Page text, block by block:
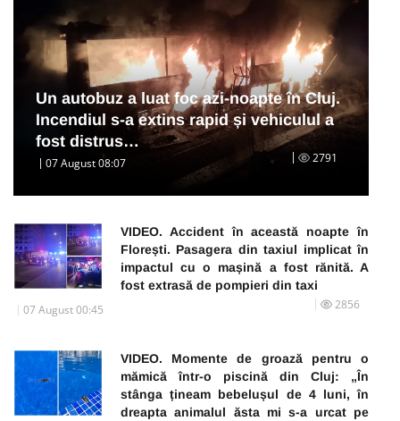
Un autobuz a luat foc azi-noapte în Cluj.
Incendiul s-a extins rapid și vehiculul a
fost distrus…
07 August 08:07 2791
VIDEO. Accident în această noapte în
Florești. Pasagera din taxiul implicat în
impactul cu o mașină a fost rănită. A
fost extrasă de pompieri din taxi
07 August 00:45 2856
VIDEO. Momente de groază pentru o
mămică într-o piscină din Cluj: „În
stânga țineam bebelușul de 4 luni, în
dreapta animalul ăsta mi s-a urcat pe